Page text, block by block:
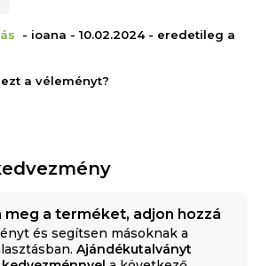
- ioana - 10.02.2024 - eredetileg a
a véleményt?
meg a terméket, adjon hozzá
és segítsen másoknak a
Ajándékutalványt